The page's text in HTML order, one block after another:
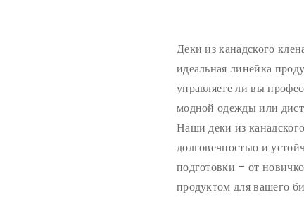
Деки из канадского
идеальная линейка
управляете ли вы
модной одежды или
Наши деки из
долговечностью и
подготовки – от
продуктом для вашего